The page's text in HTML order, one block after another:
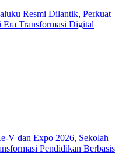
Resmi Dilantik, Perkuat
Transformasi Digital
V dan Expo 2026, Sekolah
Pendidikan Berbasis